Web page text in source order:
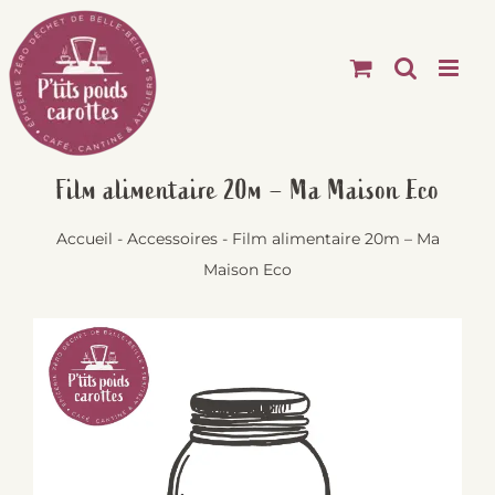
Passer
au
contenu
Film alimentaire 20m – Ma Maison Eco
Accueil - Accessoires- Film alimentaire 20m – Ma
Maison Eco